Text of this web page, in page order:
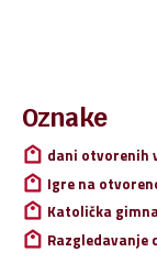
Pretraži:
Oznake
dani otvorenih
Igre na
Katolička
Razgledavanje